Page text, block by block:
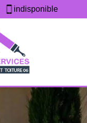
indisponible